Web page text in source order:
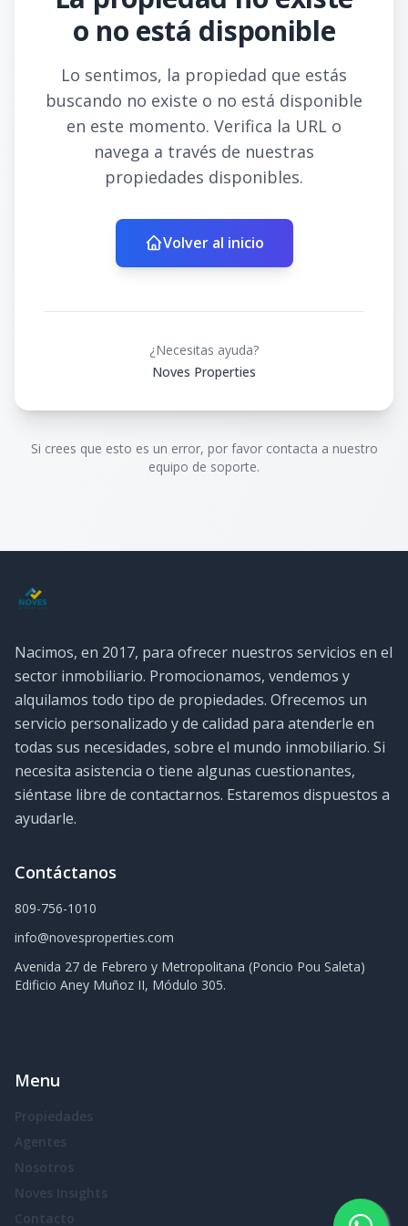
o no está disponible
Lo sentimos, la propiedad que estás
buscando no existe o no está disponible
en este momento. Verifica la URL o
navega a través de nuestras
propiedades disponibles.
Volver al inicio
¿Necesitas ayuda?
Noves Properties
Si crees que esto es un error, por favor contacta a nuestro
equipo de soporte.
Nacimos, en 2017, para ofrecer nuestros servicios en el
sector inmobiliario. Promocionamos, vendemos y
alquilamos todo tipo de propiedades. Ofrecemos un
servicio personalizado y de calidad para atenderle en
todas sus necesidades, sobre el mundo inmobiliario. Si
necesita asistencia o tiene algunas cuestionantes,
siéntase libre de contactarnos. Estaremos dispuestos a
ayudarle.
Contáctanos
809-756-1010
info@novesproperties.com
Avenida 27 de Febrero y Metropolitana (Poncio Pou Saleta)
Edificio Aney Muñoz II, Módulo 305.
Menu
Propiedades
Agentes
Nosotros
Noves Insights
Contacto